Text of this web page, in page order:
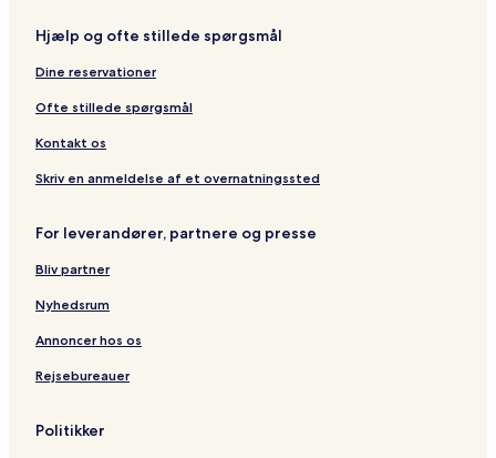
Hjælp og ofte stillede spørgsmål
Dine reservationer
Ofte stillede spørgsmål
Kontakt os
Skriv en anmeldelse af et overnatningssted
For leverandører, partnere og presse
Bliv partner
Nyhedsrum
Annoncer hos os
Rejsebureauer
Politikker